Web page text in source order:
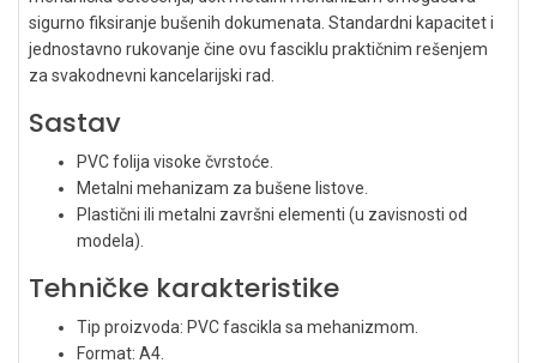
sigurno fiksiranje bušenih dokumenata. Standardni kapacitet i
jednostavno rukovanje čine ovu fasciklu praktičnim rešenjem
za svakodnevni kancelarijski rad.
Sastav
PVC folija visoke čvrstoće.
Metalni mehanizam za bušene listove.
Plastični ili metalni završni elementi (u zavisnosti od
modela).
Tehničke karakteristike
Tip proizvoda: PVC fascikla sa mehanizmom.
Format: A4.